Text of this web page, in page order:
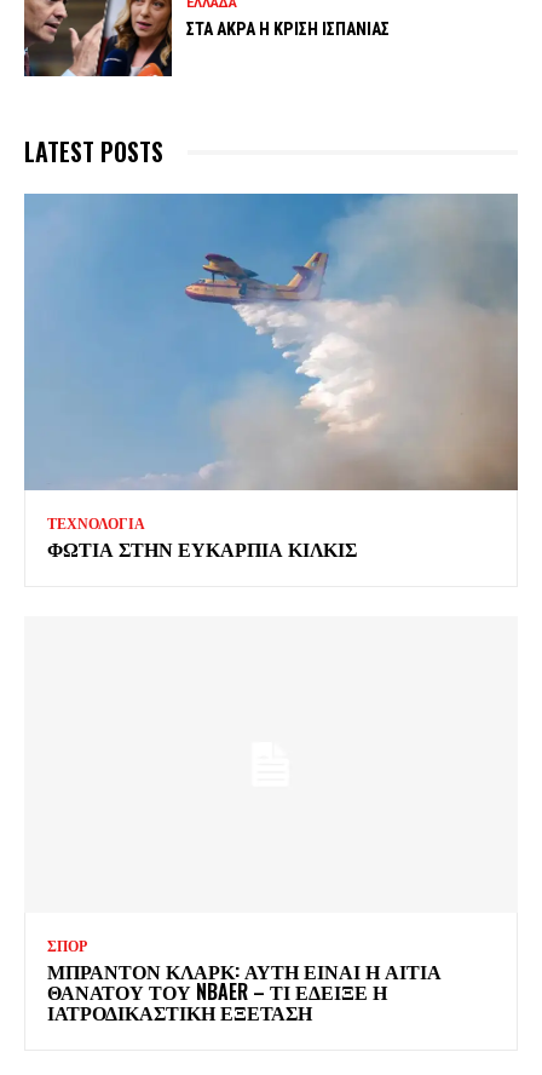
ΣΤΑ ΑΚΡΑ Η ΚΡΙΣΗ ΙΣΠΑΝΙΑΣ
LATEST POSTS
ΤΕΧΝΟΛΟΓΙΑ
ΦΩΤΙΑ ΣΤΗΝ ΕΥΚΑΡΠΙΑ ΚΙΛΚΙΣ
ΣΠΟΡ
ΜΠΡΑΝΤΟΝ ΚΛΑΡΚ: ΑΥΤΗ ΕΙΝΑΙ Η ΑΙΤΙΑ
ΘΑΝΑΤΟΥ ΤΟΥ NBAER – ΤΙ ΕΔΕΙΞΕ Η
ΙΑΤΡΟΔΙΚΑΣΤΙΚΗ ΕΞΕΤΑΣΗ